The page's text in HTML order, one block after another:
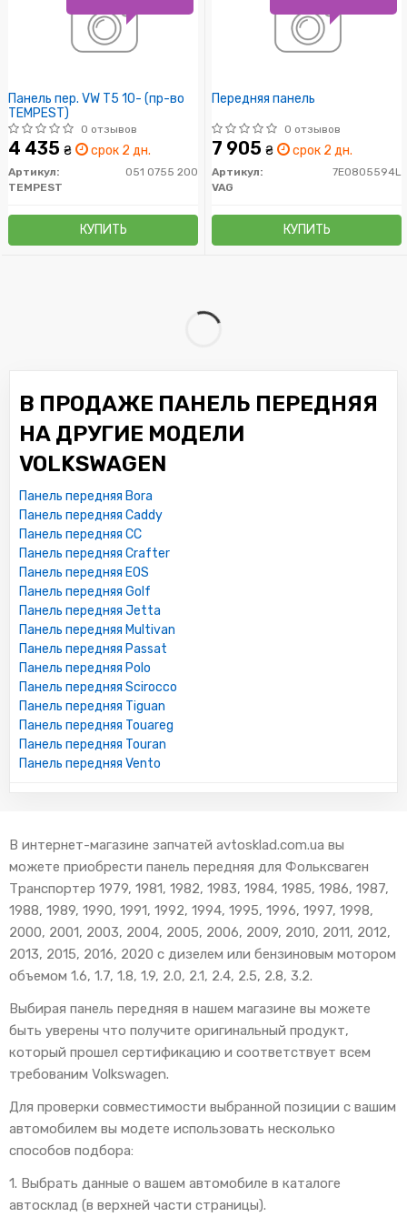
Панель пер. VW T5 10- (пр-во
TEMPEST)
0 отзывов
4 435 ₴ срок 2 дн.
Артикул:
051 0755 200
TEMPEST
КУПИТЬ
Передняя панель
0 отзывов
7 905 ₴ срок 2 дн.
Артикул:
7E0805594L
VAG
КУПИТЬ
В ПРОДАЖЕ ПАНЕЛЬ ПЕРЕДНЯЯ
НА ДРУГИЕ МОДЕЛИ
VOLKSWAGEN
Панель передняя Bora
Панель передняя Caddy
Панель передняя CC
Панель передняя Crafter
Панель передняя EOS
Панель передняя Golf
Панель передняя Jetta
Панель передняя Multivan
Панель передняя Passat
Панель передняя Polo
Панель передняя Scirocco
Панель передняя Tiguan
Панель передняя Touareg
Панель передняя Touran
Панель передняя Vento
В интернет-магазине запчатей avtosklad.com.ua вы
можете приобрести панель передняя для Фольксваген
Транспортер 1979, 1981, 1982, 1983, 1984, 1985, 1986, 1987,
1988, 1989, 1990, 1991, 1992, 1994, 1995, 1996, 1997, 1998,
2000, 2001, 2003, 2004, 2005, 2006, 2009, 2010, 2011, 2012,
2013, 2015, 2016, 2020 с дизелем или бензиновым мотором
объемом 1.6, 1.7, 1.8, 1.9, 2.0, 2.1, 2.4, 2.5, 2.8, 3.2.
Выбирая панель передняя в нашем магазине вы можете
быть уверены что получите оригинальный продукт,
который прошел сертификацию и соответствует всем
требованим Volkswagen.
Для проверки совместимости выбранной позиции с вашим
автомобилем вы модете использовать несколько
способов подбора:
1. Выбрать данные о вашем автомобиле в каталоге
автосклад (в верхней части страницы).